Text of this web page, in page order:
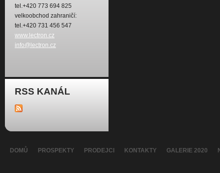
tel.+420 773 694 825
velkoobchod zahraničí:
tel.+420 731 456 547
www.lectron.cz
info@lectron.cz
RSS KANÁL
DOMŮ PROSPEKTY PRODEJCI KONTAKTY GALERIE 2020